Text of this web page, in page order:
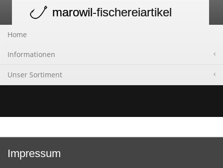
navigation
marowil-fischereiartikel
Home
Informationen
Unser Sortiment
Impressum